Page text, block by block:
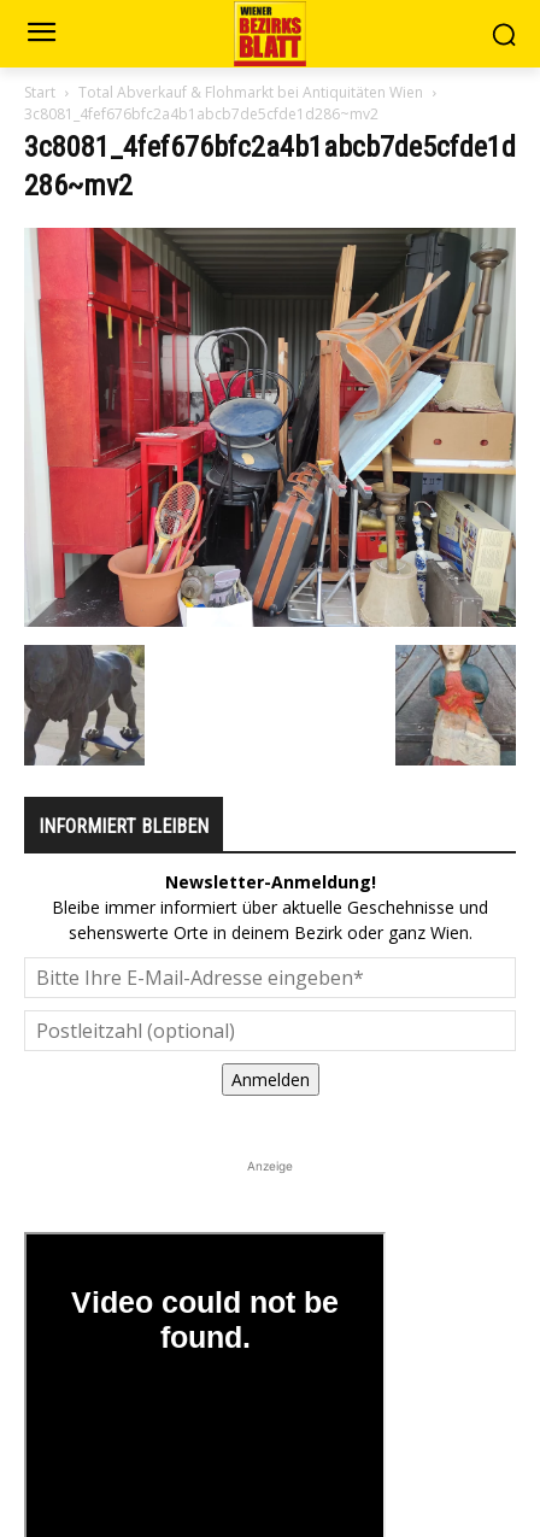
Start
Total Abverkauf & Flohmarkt bei Antiquitäten Wien
3c8081_4fef676bfc2a4b1abcb7de5cfde1d286~mv2
3c8081_4fef676bfc2a4b1abcb7de5cfde1d
286~mv2
INFORMIERT BLEIBEN
Newsletter-Anmeldung!
Bleibe immer informiert über aktuelle Geschehnisse und
sehenswerte Orte in deinem Bezirk oder ganz Wien.
Anmelden
Anzeige